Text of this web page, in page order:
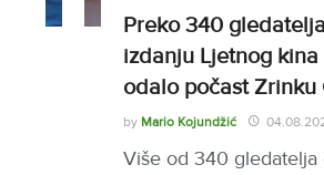
Preko 340
izdanju Ljetnog
odalo počast Zrinku
by Mario Kojundžić
Više od 340 gledatelja